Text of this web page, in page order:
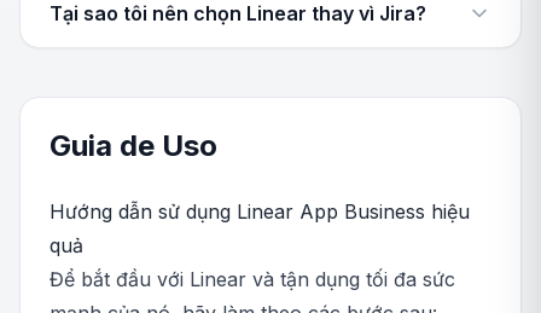
Tại sao tôi nên chọn Linear thay vì Jira?
Guia de Uso
Hướng dẫn sử dụng Linear App Business hiệu
quả
Để bắt đầu với Linear và tận dụng tối đa sức